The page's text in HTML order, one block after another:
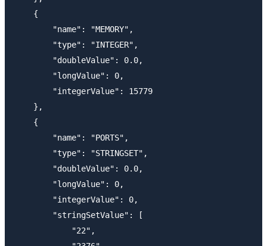
    {
        "name": "MEMORY",
        "type": "INTEGER",
        "doubleValue": 0.0,
        "longValue": 0,
        "integerValue": 15779
    },
    {
        "name": "PORTS",
        "type": "STRINGSET",
        "doubleValue": 0.0,
        "longValue": 0,
        "integerValue": 0,
        "stringSetValue": [
            "22",